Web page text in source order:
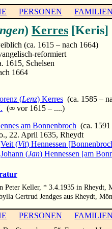
PERSONEN FAMILIEN
) Kerres [Keris]
(ca. 1615 – nach 1664)
reformiert
1615, Schelsen
1664
(Lenz) Kerres (ca. 1585 –
(∞ vor 1615 – ....)
am Bonnenbroch (ca.
22. April 1635, Rheydt
Veit (Vit) Hennessen
Johann (Jan) Hennessen [am
Peter Keller, * 3.4.1935 in Rheydt,
Gertrud Jendges aus Rheydt,
PERSONEN FAMILIEN